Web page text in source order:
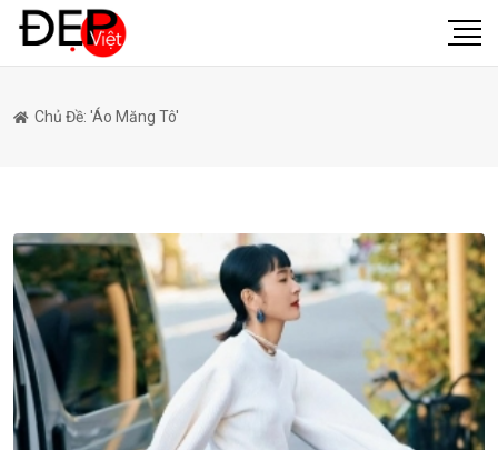
Chủ Đề: 'áo Măng Tô'